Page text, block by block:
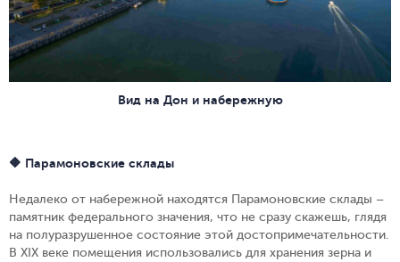
Вид на Дон и набережную
🔶 Парамоновские склады
Недалеко от набережной находятся Парамоновские склады –
памятник федерального значения, что не сразу скажешь, глядя
на полуразрушенное состояние этой достопримечательности.
В XIX веке помещения использовались для хранения зерна и